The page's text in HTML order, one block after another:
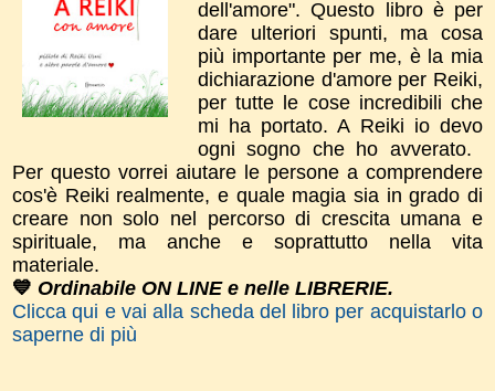
dell'amore".​Questo libro è per
dare ulteriori spunti, ma cosa
più importante per me, è la mia
dichiarazione d'amor​e per Reiki,
per tutte le cose incredibili che
mi ha portato. A Reiki io devo
ogni sogno che ho avverato.
Per questo vorrei aiutare le persone a comprendere
cos'è Reiki realmente, e quale magia sia in grado di
creare non solo nel percorso di crescita umana e
spirituale, ma anche e soprattutto nella vita
materiale.
💙 Ordinabile ON LINE e nelle LIBRERIE.
Clicca qui e vai alla scheda del libro per acquistarlo o
saperne di più